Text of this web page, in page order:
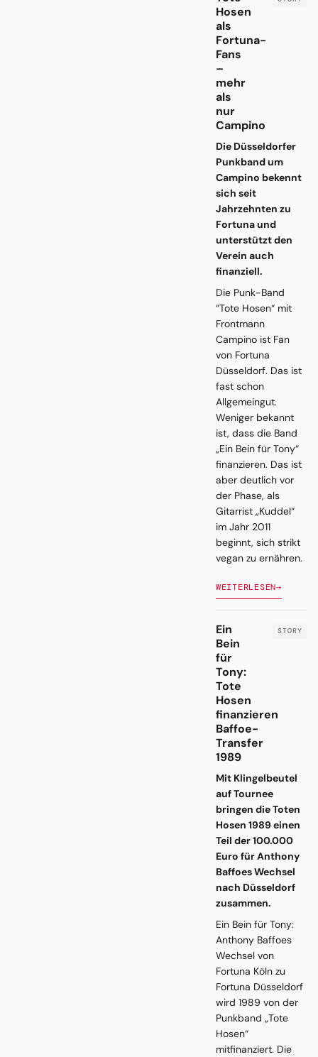
Hosen
als
Fortuna-
Fans
–
mehr
als
nur
Campino
Die Düsseldorfer
Punkband um
Campino bekennt
sich seit
Jahrzehnten zu
Fortuna und
unterstützt den
Verein auch
finanziell.
Die Punk-Band
“Tote Hosen“ mit
Frontmann
Campino ist Fan
von Fortuna
Düsseldorf. Das ist
fast schon
Allgemeingut.
Weniger bekannt
ist, dass die Band
„Ein Bein für Tony“
finanzieren. Das ist
aber deutlich vor
der Phase, als
Gitarrist „Kuddel“
im Jahr 2011
beginnt, sich strikt
vegan zu ernähren.
WEITERLESEN→
Ein
Bein
für
Tony:
Tote
Hosen
finanzieren
Baffoe-
Transfer
1989
Mit Klingelbeutel
auf Tournee
bringen die Toten
Hosen 1989 einen
Teil der 100.000
Euro für Anthony
Baffoes Wechsel
nach Düsseldorf
zusammen.
Ein Bein für Tony:
Anthony Baffoes
Wechsel von
Fortuna Köln zu
Fortuna Düsseldorf
wird 1989 von der
Punkband „Tote
Hosen“
mitfinanziert. Die